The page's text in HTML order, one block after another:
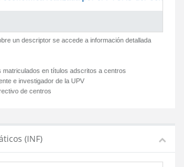
un descriptor se accede a información detallada
matriculados en títulos adscritos a centros
e investigador de la UPV
de centros
(INF)